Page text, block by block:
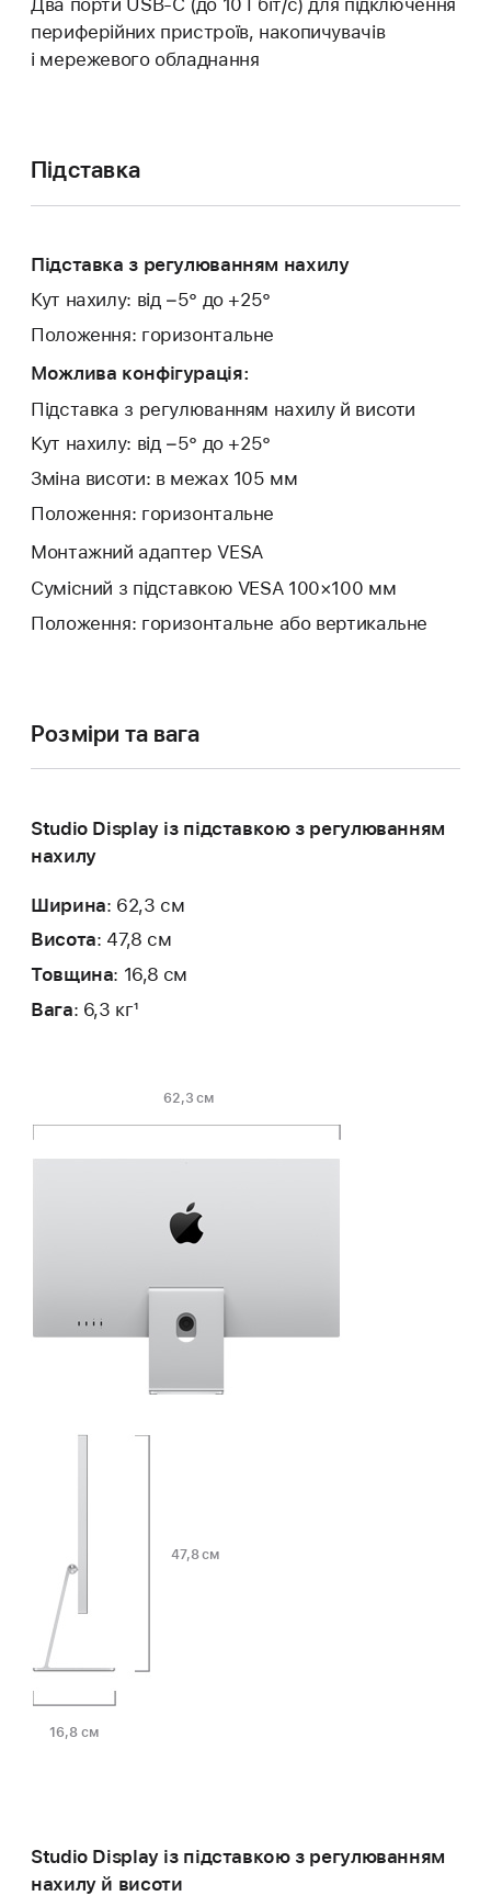
Два порти USB‑C (до 10 Гбіт/с) для підключення
периферійних пристроїв, накопичувачів
і мережевого обладнання
Підставка
Підставка з регулюванням нахилу
Кут нахилу: від −5° до +25°
Положення: горизонтальне
Можлива конфігурація:
Підставка з регулюванням нахилу й висоти
Кут нахилу: від −5° до +25°
Зміна висоти: в межах 105 мм
Положення: горизонтальне
Монтажний адаптер VESA
Сумісний з підставкою VESA 100×100 мм
Положення: горизонтальне або вертикальне
Розміри та вага
Studio Display із підставкою з регулюванням
нахилу
Висота: 47,8 см
Ширина: 62,3 см
Товщина: 16,8 см
Вага: 6,3 кг1
16,8 см
47,8 см
62,3 см
Studio Display із підставкою з регулюванням
нахилу й висоти